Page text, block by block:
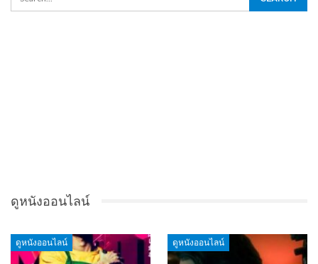
ดูหนังออนไลน์
ดูหนังออนไลน์ ดูหนังออนไลน์